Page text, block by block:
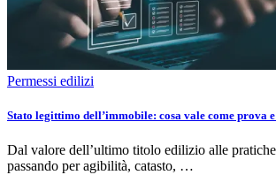
Permessi edilizi
Stato legittimo dell’immobile: cosa vale come prova e
Dal valore dell’ultimo titolo edilizio alle
passando per agibilità, catasto, …